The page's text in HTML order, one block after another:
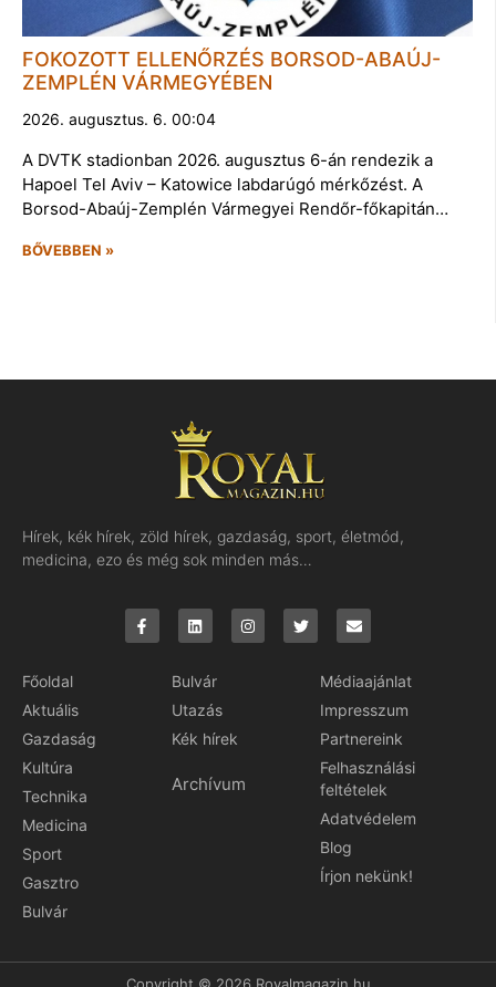
FOKOZOTT ELLENŐRZÉS BORSOD-ABAÚJ-
ZEMPLÉN VÁRMEGYÉBEN
2026. augusztus. 6. 00:04
A DVTK stadionban 2026. augusztus 6-án rendezik a
Hapoel Tel Aviv – Katowice labdarúgó mérkőzést. A
Borsod-Abaúj-Zemplén Vármegyei Rendőr-főkapitán…
BŐVEBBEN »
Hírek, kék hírek, zöld hírek, gazdaság, sport, életmód,
medicina, ezo és még sok minden más…
Főoldal
Aktuális
Gazdaság
Kultúra
Technika
Medicina
Sport
Gasztro
Bulvár
Bulvár
Utazás
Kék hírek
Archívum
Médiaajánlat
Impresszum
Partnereink
Felhasználási
feltételek
Adatvédelem
Blog
Írjon nekünk!